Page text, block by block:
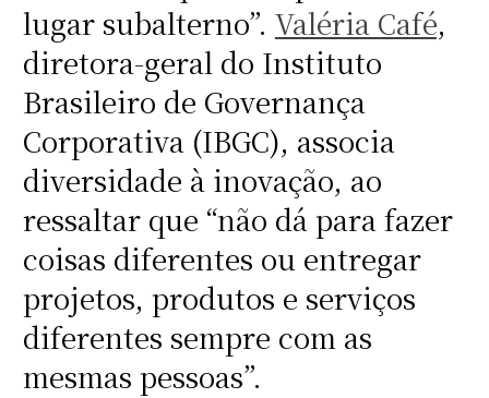
lugar subalterno”. Valéria Café,
diretora-geral do Instituto
Brasileiro de Governança
Corporativa (IBGC), associa
diversidade à inovação, ao
ressaltar que “não dá para fazer
coisas diferentes ou entregar
projetos, produtos e serviços
diferentes sempre com as
mesmas pessoas”.